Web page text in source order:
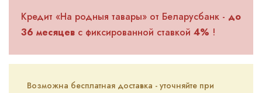
Кредит «На родныя тавары» от Беларусбанк - до
36 месяцев с фиксированной ставкой 4% !
Возможна бесплатная доставка - уточняйте при